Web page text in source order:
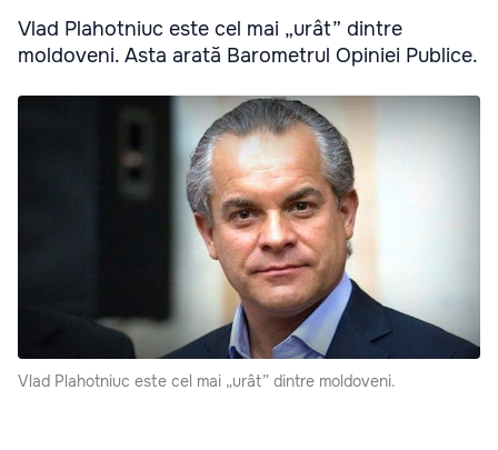
Vlad Plahotniuc este cel mai „urât” dintre
moldoveni. Asta arată Barometrul Opiniei Publice.
Vlad Plahotniuc este cel mai „urât” dintre moldoveni.